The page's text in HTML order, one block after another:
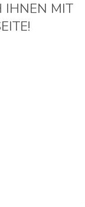
IHNEN MIT